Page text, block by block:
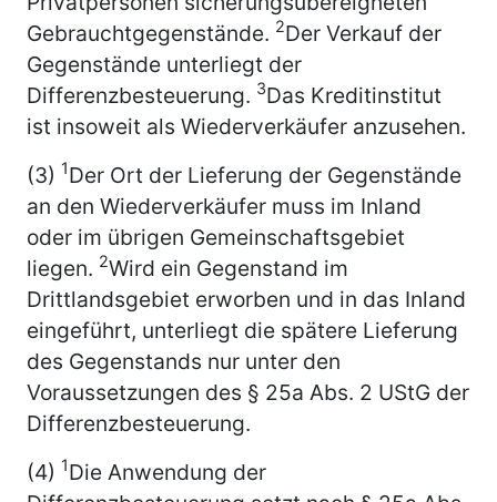
Gebrauchtgegenstände. 2Der Verkauf der
Gegenstände unterliegt der
Differenzbesteuerung. 3Das Kreditinstitut
ist insoweit als Wiederverkäufer anzusehen.
(3) 1Der Ort der Lieferung der Gegenstände
an den Wiederverkäufer muss im Inland
oder im übrigen Gemeinschaftsgebiet
liegen. 2Wird ein Gegenstand im
Drittlandsgebiet erworben und in das Inland
eingeführt, unterliegt die spätere Lieferung
des Gegenstands nur unter den
Voraussetzungen des § 25a Abs. 2 UStG der
Differenzbesteuerung.
(4) 1Die Anwendung der